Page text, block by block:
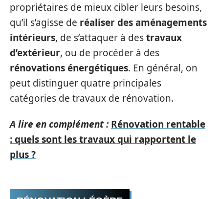
propriétaires de mieux cibler leurs besoins,
qu’il s’agisse de réaliser des aménagements
intérieurs, de s’attaquer à destravaux
d’extérieur, ou de procéder à des
rénovations énergétiques. En général, on
peut distinguer quatre principales
catégories de travaux de rénovation.
A lire en complément : Rénovation rentable
: quels sont les travaux qui rapportent le
plus ?